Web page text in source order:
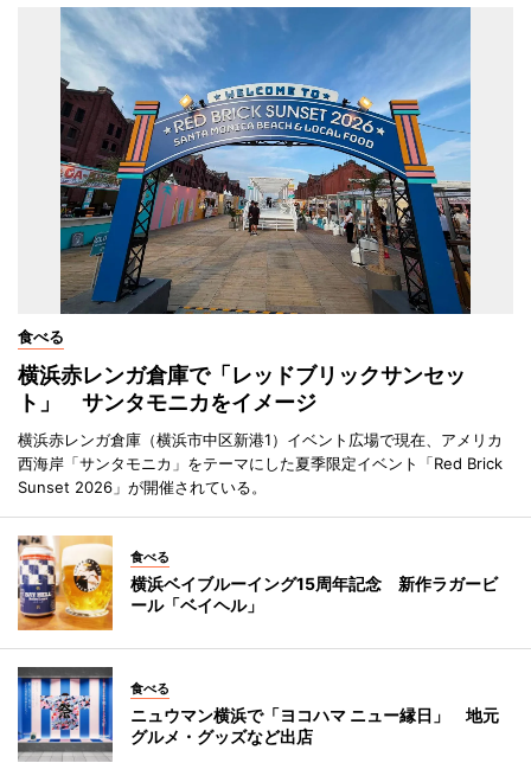
食べる
横浜赤レンガ倉庫で「レッドブリックサンセッ
ト」 サンタモニカをイメージ
横浜赤レンガ倉庫（横浜市中区新港1）イベント広場で現在、アメリカ
西海岸「サンタモニカ」をテーマにした夏季限定イベント「Red Brick
Sunset 2026」が開催されている。
食べる
横浜ベイブルーイング15周年記念 新作ラガービ
ール「ベイヘル」
食べる
ニュウマン横浜で「ヨコハマ ニュー縁日」 地元
グルメ・グッズなど出店